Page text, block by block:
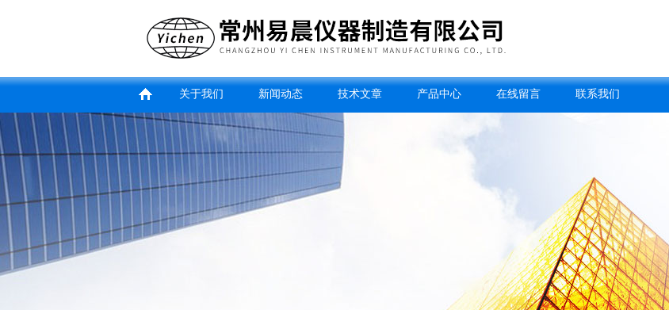
关于我们 新闻动态 技术文章 产品中心 在线留言 联系我们